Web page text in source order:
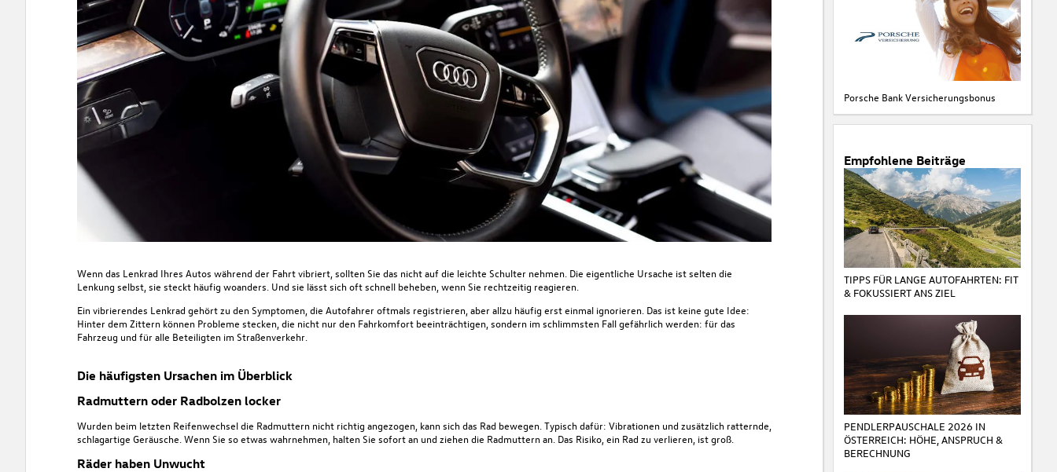
Wenn das Lenkrad Ihres Autos während der Fahrt vibriert, sollten Sie das nicht auf die leichte Schulter nehmen. Die eigentliche Ursache ist selten die
Lenkung selbst, sie steckt häufig woanders. Und sie lässt sich oft schnell beheben, wenn Sie rechtzeitig reagieren.
Ein vibrierendes Lenkrad gehört zu den Symptomen, die Autofahrer oftmals registrieren, aber allzu häufig erst einmal ignorieren. Das ist keine gute Idee:
Hinter dem Zittern können Probleme stecken, die nicht nur den Fahrkomfort beeinträchtigen, sondern im schlimmsten Fall gefährlich werden: für das
Fahrzeug und für alle Beteiligten im Straßenverkehr.
Die häufigsten Ursachen im Überblick
Radmuttern oder Radbolzen locker
Wurden beim letzten Reifenwechsel die Radmuttern nicht richtig angezogen, kann sich das Rad bewegen. Typisch dafür: Vibrationen und zusätzlich ratternde,
schlagartige Geräusche. Wenn Sie so etwas wahrnehmen, halten Sie sofort an und ziehen die Radmuttern an. Das Risiko, ein Rad zu verlieren, ist groß.
Räder haben Unwucht
Porsche Bank Versicherungsbonus
Empfohlene Beiträge
TIPPS FÜR LANGE AUTOFAHRTEN: FIT
& FOKUSSIERT ANS ZIEL
PENDLERPAUSCHALE 2026 IN
ÖSTERREICH: HÖHE, ANSPRUCH &
BERECHNUNG